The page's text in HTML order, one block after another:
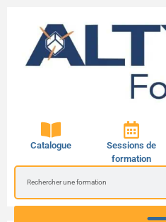
Catalogue
Sessions de
formation